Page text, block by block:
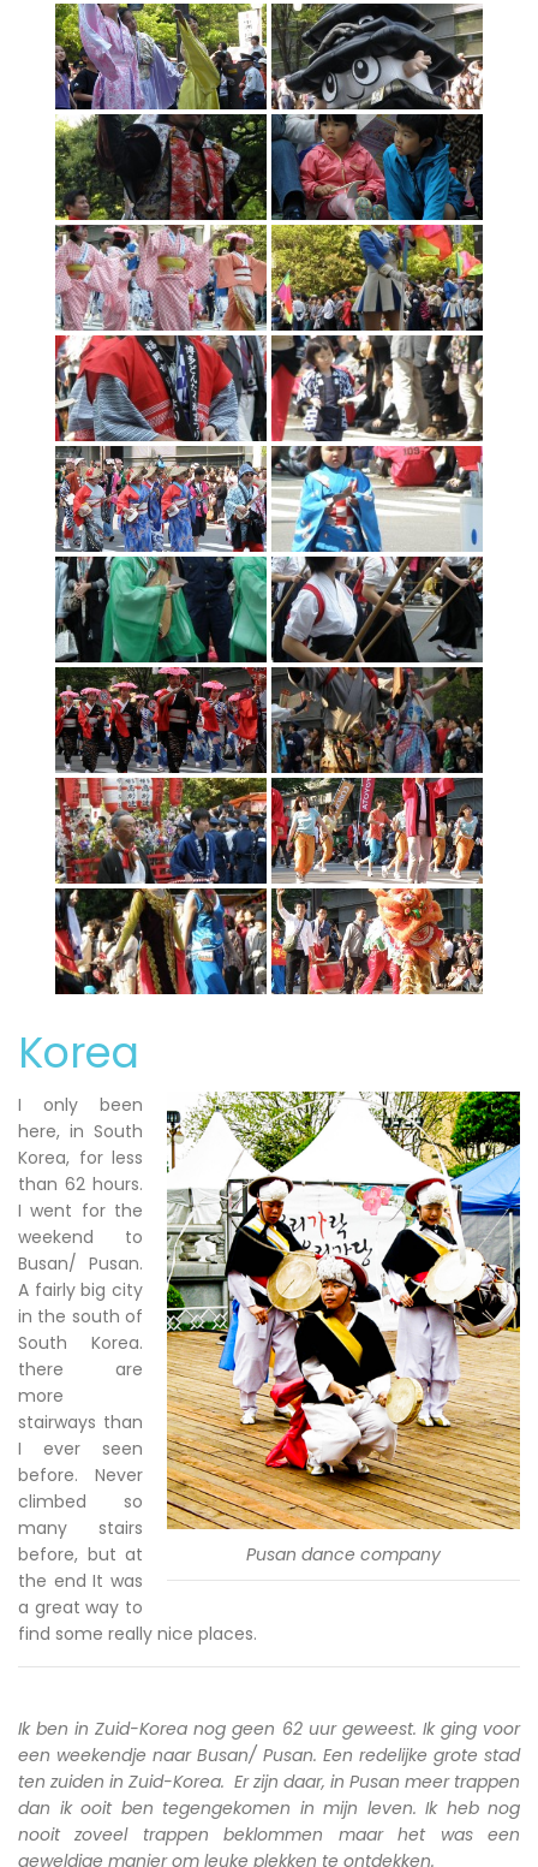
Korea
Pusan dance company
I only been
here, in South
Korea, for less
than 62 hours.
I went for the
weekend to
Busan/ Pusan.
A fairly big city
in the south of
South Korea.
there are
more
stairways than
I ever seen
before. Never
climbed so
many stairs
before, but at
the end It was
a great way to
find some really nice places.
Ik ben in Zuid-Korea nog geen 62 uur geweest. Ik ging voor
een weekendje naar Busan/ Pusan. Een redelijke grote stad
ten zuiden in Zuid-Korea. Er zijn daar, in Pusan meer trappen
dan ik ooit ben tegengekomen in mijn leven. Ik heb nog
nooit zoveel trappen beklommen maar het was een
geweldige manier om leuke plekken te ontdekken.